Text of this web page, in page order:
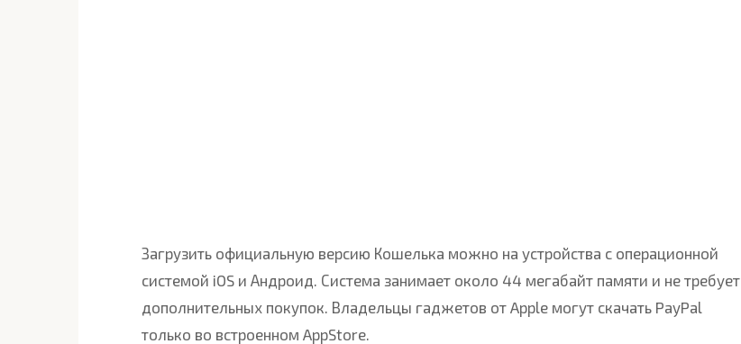
Загрузить официальную версию Кошелька можно на устройства с операционной
системой iOS и Андроид. Система занимает около 44 мегабайт памяти и не требует
дополнительных покупок. Владельцы гаджетов от Apple могут скачать PayPal
только во встроенном AppStore.